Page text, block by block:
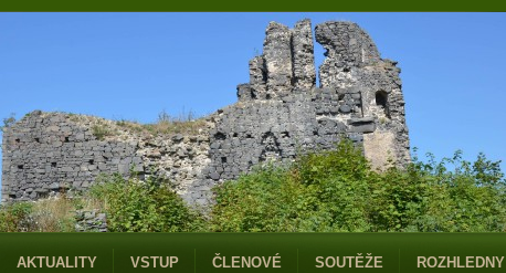
AKTUALITY VSTUP ČLENOVÉ SOUTĚŽE ROZHLEDNY